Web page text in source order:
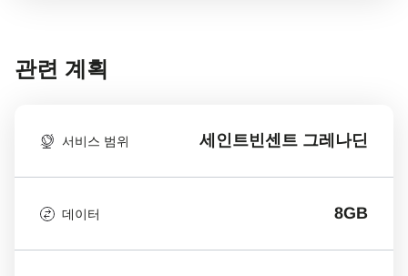
관련 계획
서비스 범위 세인트빈센트 그레나딘
데이터 8GB